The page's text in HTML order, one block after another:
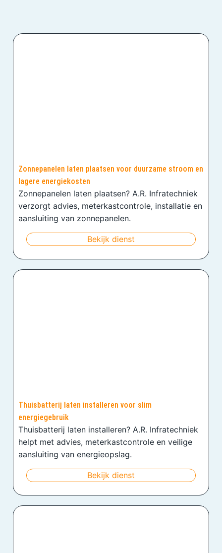
Zonnepanelen laten plaatsen voor duurzame stroom en
lagere energiekosten
Zonnepanelen laten plaatsen? A.R. Infratechniek
verzorgt advies, meterkastcontrole, installatie en
aansluiting van zonnepanelen.
Bekijk dienst
Thuisbatterij laten installeren voor slim
energiegebruik
Thuisbatterij laten installeren? A.R. Infratechniek
helpt met advies, meterkastcontrole en veilige
aansluiting van energieopslag.
Bekijk dienst